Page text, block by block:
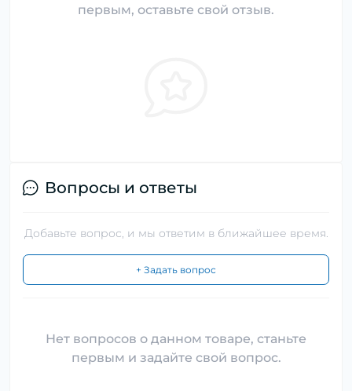
первым, оставьте свой отзыв.
Вопросы и ответы
Добавьте вопрос, и мы ответим в ближайшее время.
+ Задать вопрос
Нет вопросов о данном товаре, станьте
первым и задайте свой вопрос.